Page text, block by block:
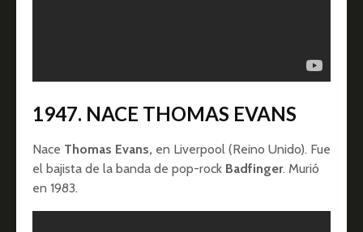
1947. NACE THOMAS EVANS
Nace Thomas Evans, en Liverpool (Reino Unido). Fue
el bajista de la banda de pop-rock Badfinger. Murió
en 1983.